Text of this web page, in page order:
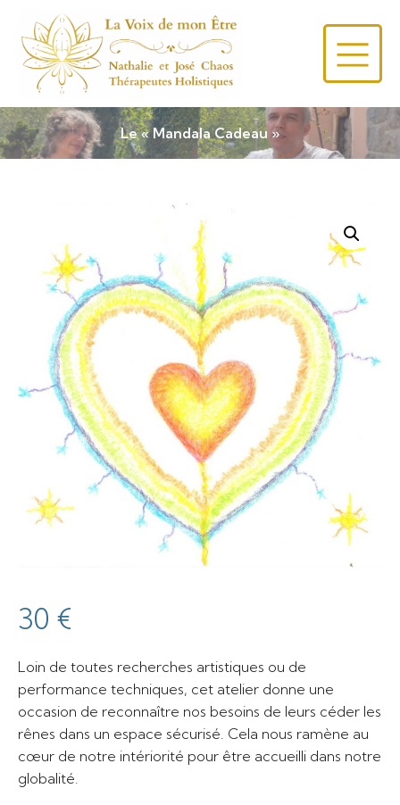
Le « Mandala Cadeau »
30 €
Loin de toutes recherches artistiques ou de
performance techniques, cet atelier donne une
occasion de reconnaître nos besoins de leurs céder les
rênes dans un espace sécurisé. Cela nous ramène au
cœur de notre intériorité pour être accueilli dans notre
globalité.